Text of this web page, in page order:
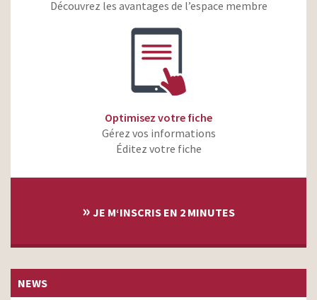
styliste
Découvrez les avantages de l’espace membre
Optimisez votre fiche
Gérez vos informations
Éditez votre fiche
» JE M‘INSCRIS EN 2 MINUTES
NEWS